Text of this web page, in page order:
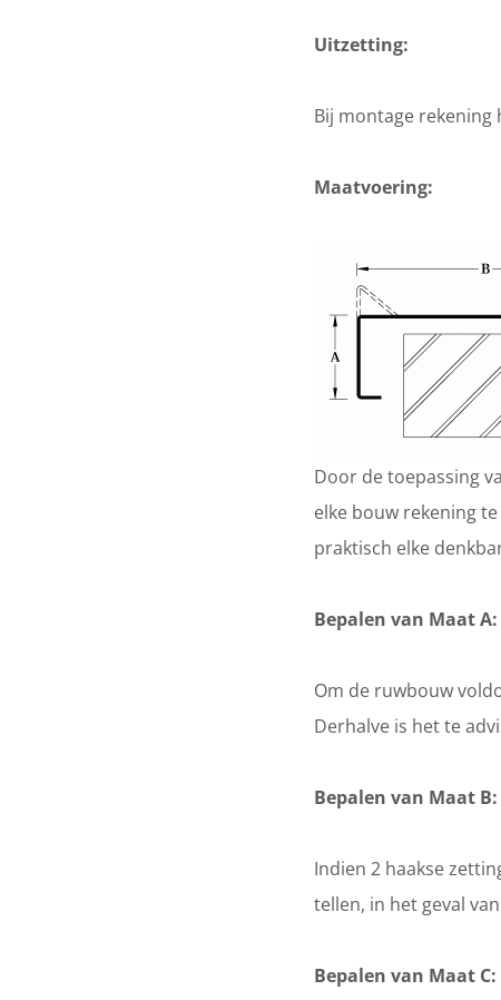
Uitzetting:
Bij montage
Maatvoering:
Door de toepassing
elke bouw rekening
praktisch elke
Bepalen van Maat A:
Om de ruwbouw
Derhalve is het te
Bepalen van Maat B:
Indien 2 haakse
tellen, in het geval
Bepalen van Maat C: